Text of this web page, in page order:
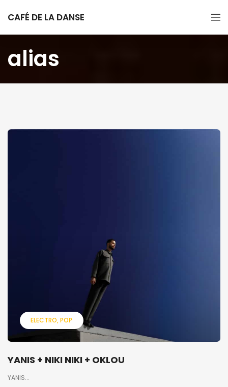
CAFÉ DE LA DANSE
alias
ELECTRO POP
YANIS + NIKI NIKI + OKLOU
YANIS...